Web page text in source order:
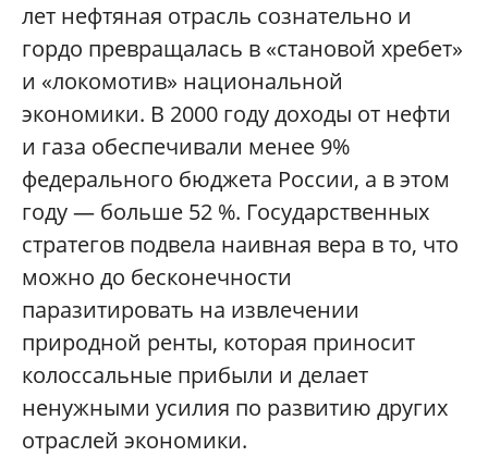
лет нефтяная отрасль сознательно и
гордо превращалась в «становой хребет»
и «локомотив» национальной
экономики. В 2000 году доходы от нефти
и газа обеспечивали менее 9%
федерального бюджета России, а в этом
году — больше 52 %. Государственных
стратегов подвела наивная вера в то, что
можно до бесконечности
паразитировать на извлечении
природной ренты, которая приносит
колоссальные прибыли и делает
ненужными усилия по развитию других
отраслей экономики.